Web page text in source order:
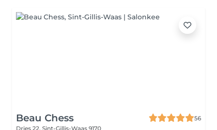
Beau Chess
56
Dries 22, Sint-Gillis-Waas 9170